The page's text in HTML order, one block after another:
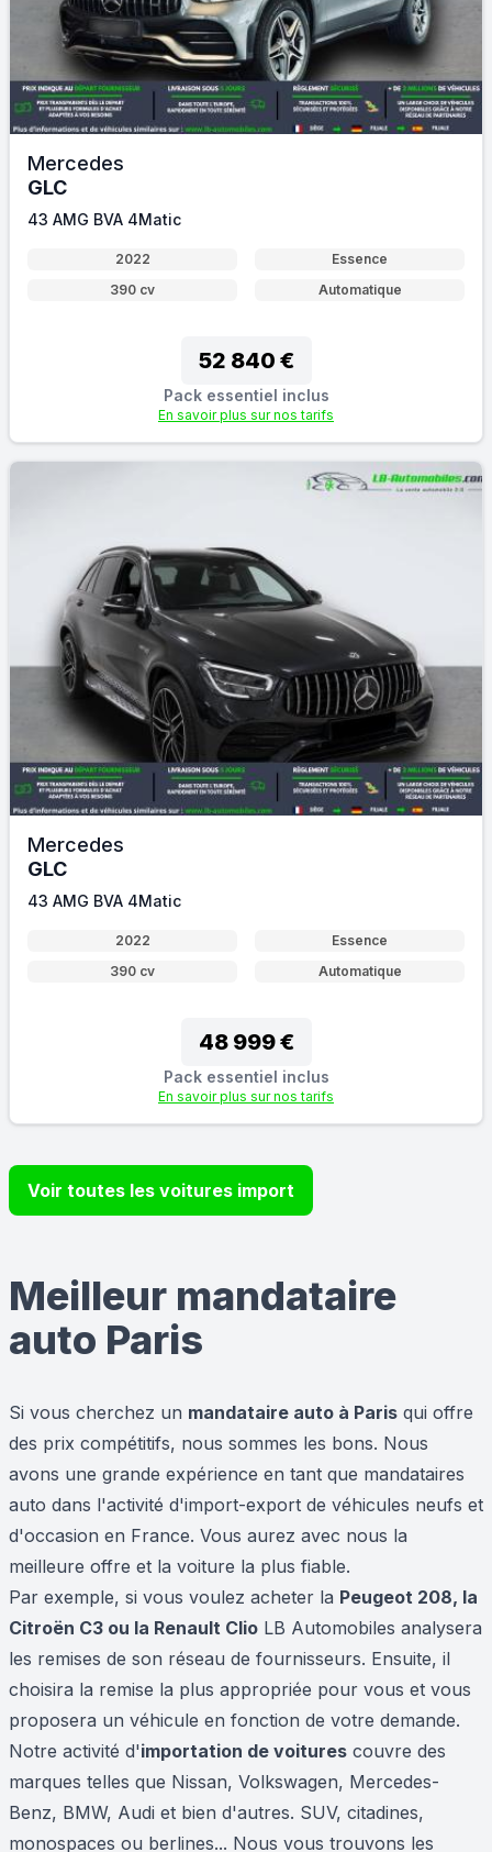
Mercedes
GLC
43 AMG BVA 4Matic
2022
Essence
390 cv
Automatique
52 840 €
Pack essentiel inclus
En savoir plus sur nos tarifs
Mercedes
GLC
43 AMG BVA 4Matic
2022
Essence
390 cv
Automatique
48 999 €
Pack essentiel inclus
En savoir plus sur nos tarifs
Voir toutes les voitures import
Meilleur mandataire
auto Paris
Si vous cherchez un mandataire auto à Paris qui offre
des prix compétitifs, nous sommes les bons. Nous
avons une grande expérience en tant que mandataires
auto dans l'activité d'import-export de véhicules neufs et
d'occasion en France. Vous aurez avec nous la
meilleure offre et la voiture la plus fiable.
Par exemple, si vous voulez acheter la Peugeot 208, la
Citroën C3 ou la Renault Clio LB Automobiles analysera
les remises de son réseau de fournisseurs. Ensuite, il
choisira la remise la plus appropriée pour vous et vous
proposera un véhicule en fonction de votre demande.
Notre activité d'importation de voitures couvre des
marques telles que Nissan, Volkswagen, Mercedes-
Benz, BMW, Audi et bien d'autres. SUV, citadines,
monospaces ou berlines... Nous vous trouvons les